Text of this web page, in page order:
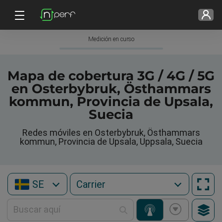
Medición en curso
Mapa de cobertura 3G / 4G / 5G
en Osterbybruk, Östhammars
kommun, Provincia de Upsala,
Suecia
Redes móviles en Osterbybruk, Östhammars
kommun, Provincia de Upsala, Uppsala, Suecia
SE